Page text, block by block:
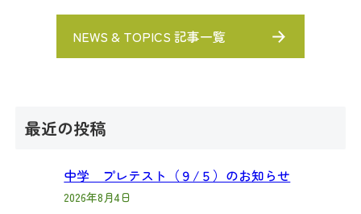
NEWS & TOPICS 記事一覧
最近の投稿
中学 プレテスト（９/５）のお知らせ
2026年8月4日